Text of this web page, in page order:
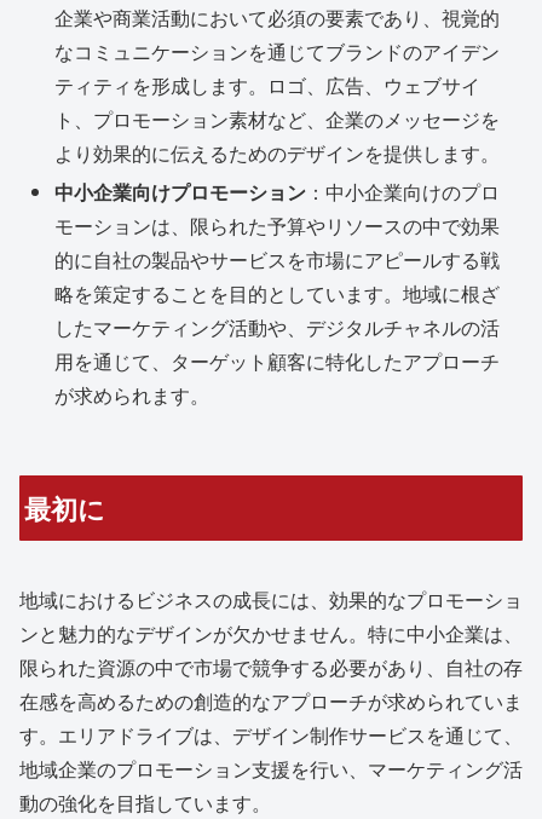
企業や商業活動において必須の要素であり、視覚的
なコミュニケーションを通じてブランドのアイデン
ティティを形成します。ロゴ、広告、ウェブサイ
ト、プロモーション素材など、企業のメッセージを
より効果的に伝えるためのデザインを提供します。
中小企業向けプロモーション ：中小企業向けのプロ
モーションは、限られた予算やリソースの中で効果
的に自社の製品やサービスを市場にアピールする戦
略を策定することを目的としています。地域に根ざ
したマーケティング活動や、デジタルチャネルの活
用を通じて、ターゲット顧客に特化したアプローチ
が求められます。
最初に
地域におけるビジネスの成長には、効果的なプロモーショ
ンと魅力的なデザインが欠かせません。特に中小企業は、
限られた資源の中で市場で競争する必要があり、自社の存
在感を高めるための創造的なアプローチが求められていま
す。エリアドライブは、デザイン制作サービスを通じて、
地域企業のプロモーション支援を行い、マーケティング活
動の強化を目指しています。